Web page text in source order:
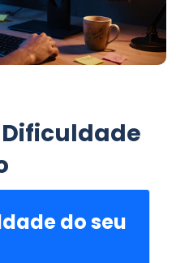
do seu